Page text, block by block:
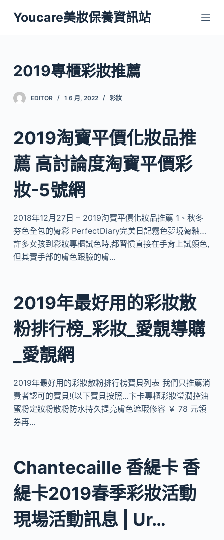
跳
至
內
容
Youcare美妝保養資訊站
2019專櫃彩妝推薦
EDITOR 1 6 月, 2022 彩妝
2019淘寶平價化妝品推
薦 高討論度淘寶平價彩
妝-5號網
2018年12月27日 – 2019淘寶平價化妝品推薦 1、秋冬
夯色全包的脣彩 PerfectDiary完美日記霧色夢境脣釉…
許多女孩到彩妝專櫃試色時,都習慣直接在手背上試顏色,
但其實手部的膚色跟臉的膚…
2019年最好用的彩妝散
粉排行榜_彩妝_愛靚導購
_愛靚網
2019年最好用的彩妝散粉排行榜寶貝列表 我們只推薦消
費者認可的寶貝!(以下寶貝按照…卞卡專櫃彩妝瑩潤控油
蜜粉定妝粉散粉防水持久提亮膚色遮瑕修容 ￥ 78 元領
券再…
Chantecaille 香緹卡 香
緹卡2019春季彩妝活動
現場活動訊息 | Ur…